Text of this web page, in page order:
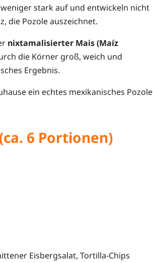
stark auf und entwickeln nicht
die Pozole auszeichnet.
nixtamalisierter Mais (Maíz
die Körner groß, weich und
Ergebnis.
ein echtes mexikanisches Pozole
6 Portionen)
Eisbergsalat, Tortilla-Chips